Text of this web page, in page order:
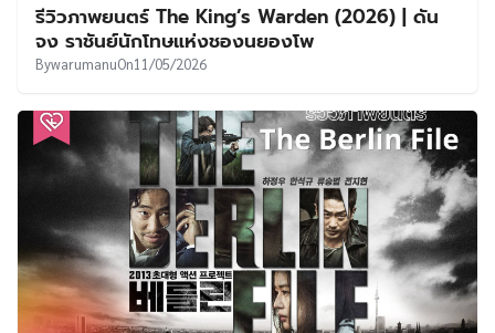
รีวิวภาพยนตร์ The King’s Warden (2026) | ดัน
จง ราชันย์นักโทษแห่งชองนยองโพ
BywarumanuOn11/05/2026